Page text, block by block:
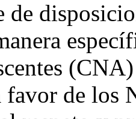
de
favor de los